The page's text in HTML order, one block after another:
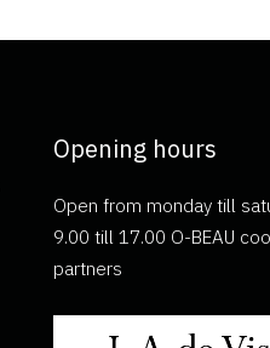
Opening hours
Open from monday till
9.00 till 17.00 O-BEAU
partners